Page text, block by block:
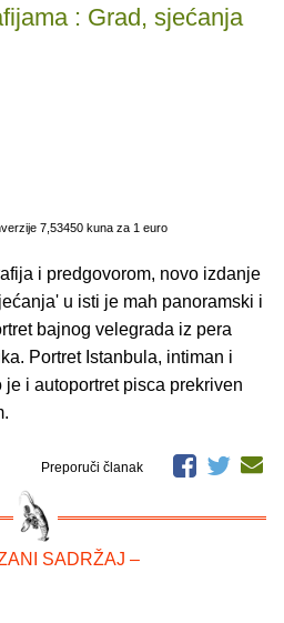
: Grad, sjećanja
7,53450 kuna za 1 euro
i predgovorom, novo izdanje
u isti je mah panoramski i
bajnog velegrada iz pera
Portret Istanbula, intiman i
i autoportret pisca prekriven
Preporuči članak
SADRŽAJ –